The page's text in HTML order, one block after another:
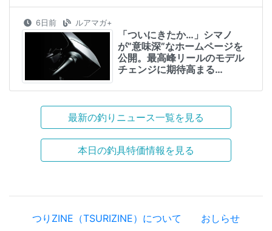
6日前 ルアマガ+
「ついにきたか…」シマノ
が”意味深”なホームページを
公開。最高峰リールのモデル
チェンジに期待高まる…
最新の釣りニュース一覧を見る
本日の釣具特価情報を見る
つりZINE（TSURIZINE）について おしらせ